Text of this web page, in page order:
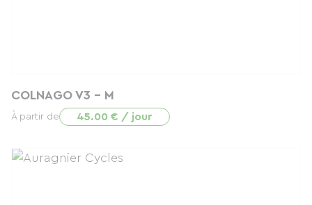
COLNAGO V3 - M
À partir de 45.00 € / jour